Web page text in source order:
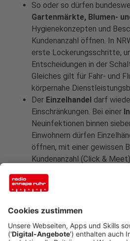
So oder so dürfen
Gartenmärkte, Blumen-
Hygienekonzepten und
Kundenanzahl öffnen. In
erste Lockerungsschritte,
Entscheidungen in der
Gleiches gilt für Fahr- und
körpernahe
Der Einzelhandel darf
Einschränkungen. Bei einer
Neuinfektionen binnen
Einwohnern dürfen
öffnen, mit einer gewissen
Kundenanzahl (Click &
März Öffnungen
Tage-Inzidenz zwischen
mit unterschiedlichen
Laschet.